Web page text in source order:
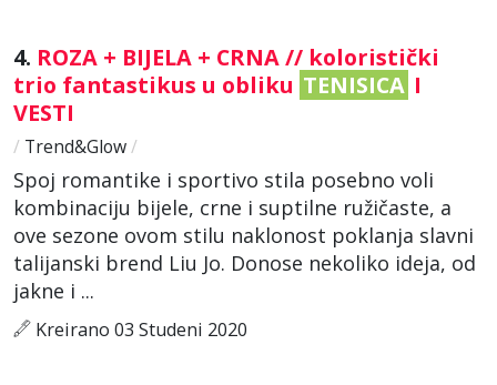
4. ROZA + BIJELA + CRNA // koloristički
trio fantastikus u obliku TENISICA I
VESTI
/ Trend&Glow/
Spoj romantike i sportivo stila posebno voli
kombinaciju bijele, crne i suptilne ružičaste, a
ove sezone ovom stilu naklonost poklanja slavni
talijanski brend Liu Jo. Donose nekoliko ideja, od
jakne i ...
Kreirano 03 Studeni 2020